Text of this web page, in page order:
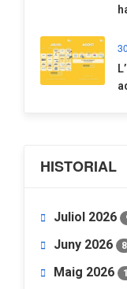
HISTORIAL
Juliol 2026
Juny 2026 8
Maig 2026